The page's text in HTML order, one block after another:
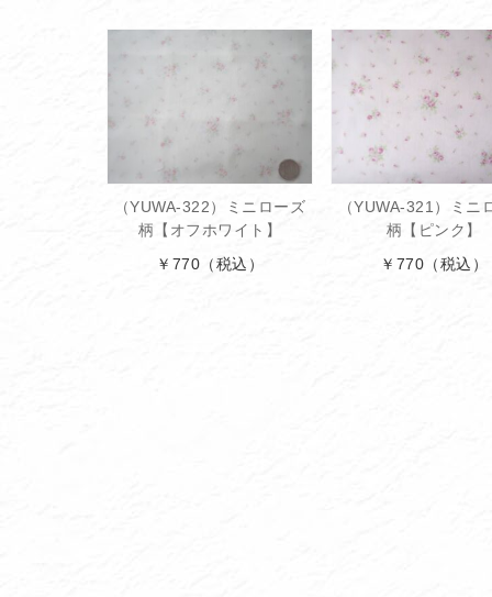
（YUWA-322）ミニローズ
柄【オフホワイト】
￥770 （税込）
（YUWA-321）ミニ
柄【ピンク】
￥770 （税込）